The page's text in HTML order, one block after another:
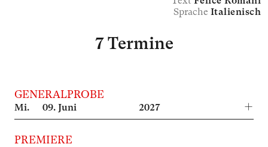
Sprache Italienisch
7 Termine
GENERALPROBE
Mi. 09.Juni 2027
PREMIERE